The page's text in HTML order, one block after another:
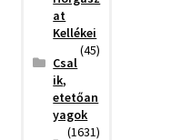
at
Kellékei
(45)
Csal
ik,
etetőan
yagok
(1631)